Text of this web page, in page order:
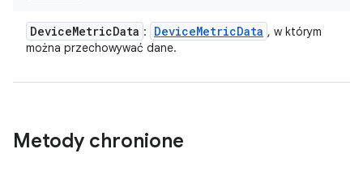
DeviceMetricData : DeviceMetricData , w którym
można przechowywać dane.
Metody chronione